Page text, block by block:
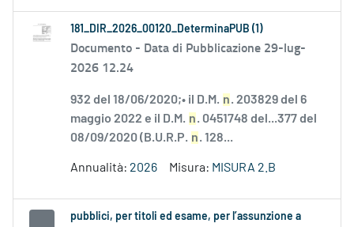
181_DIR_2026_00120_DeterminaPUB (1)
Documento - Data di Pubblicazione 29-lug-
2026 12.24
932 del 18/06/2020;• il D.M. n. 203829 del 6
maggio 2022 e il D.M. n. 0451748 del...377 del
08/09/2020 (B.U.R.P. n. 128...
Annualità: 2026 Misura: MISURA 2.B
pubblici, per titoli ed esame, per l’assunzione a